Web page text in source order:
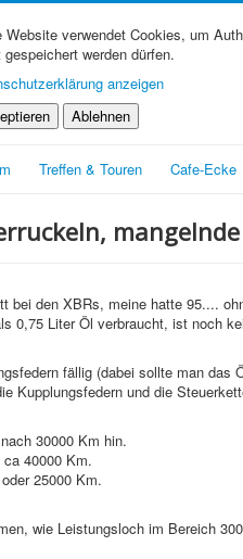
Website verwendet Cookies, um
gespeichert werden dürfen.
anzeigen
Ablehnen
Treffen & Touren Cafe-Ecke
bei den XBRs, meine hatte 95....
0,75 Liter Öl verbraucht, ist noch
fällig (dabei sollte man das
Kupplungsfedern und die
30000 Km hin.
40000 Km.
25000 Km.
wie Leistungsloch im Bereich